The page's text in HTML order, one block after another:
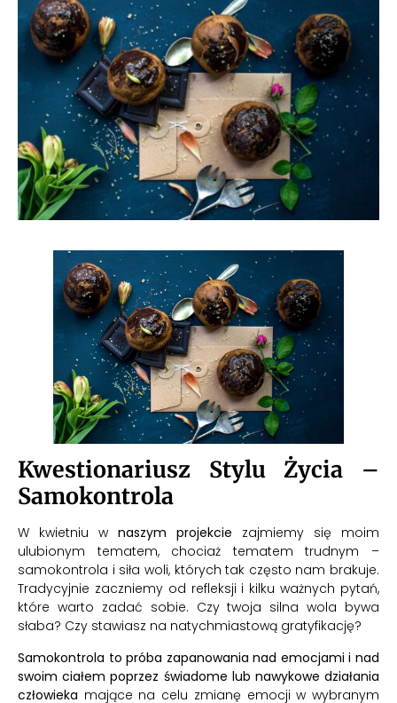
Kwestionariusz Stylu Życia –
Samokontrola
W kwietniu w naszym projekcie zajmiemy się moim
ulubionym tematem, chociaż tematem trudnym –
samokontrola i siła woli, których tak często nam brakuje.
Tradycyjnie zaczniemy od refleksji i kilku ważnych pytań,
które warto zadać sobie. Czy twoja silna wola bywa
słaba? Czy stawiasz na natychmiastową gratyfikację?
Samokontrola to próba zapanowania nad emocjami i nad
swoim ciałem poprzez świadome lub nawykowe działania
człowieka mające na celu zmianę emocji w wybranym